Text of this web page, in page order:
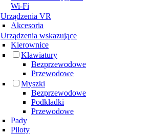
Wi-Fi
Urządzenia VR
Akcesoria
Urządzenia wskazujące
Kierownice
Klawiatury
Bezprzewodowe
Przewodowe
Myszki
Bezprzewodowe
Podkładki
Przewodowe
Pady
Piloty